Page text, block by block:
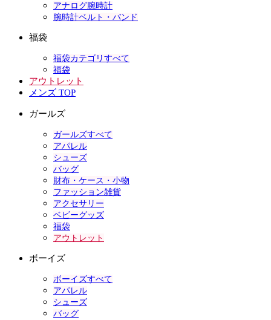
アナログ腕時計
腕時計ベルト・バンド
福袋
福袋カテゴリすべて
福袋
アウトレット
メンズ TOP
ガールズ
ガールズすべて
アパレル
シューズ
バッグ
財布・ケース・小物
ファッション雑貨
アクセサリー
ベビーグッズ
福袋
アウトレット
ボーイズ
ボーイズすべて
アパレル
シューズ
バッグ